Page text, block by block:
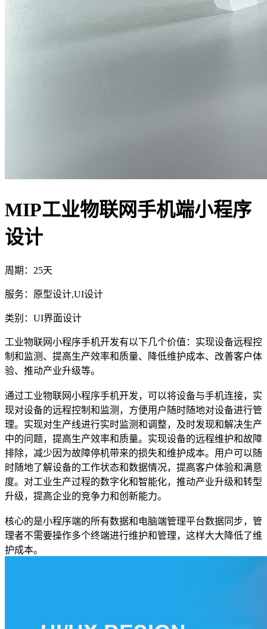
MIP工业物联网手机端小程序
设计
周期：25天
服务：原型设计,UI设计
类别：UI界面设计
工业物联网小程序手机开发有以下几个价值：实现设备远程控
制和监测、提高生产效率和质量、降低维护成本、改善客户体
验、推动产业升级等。
通过工业物联网小程序手机开发，可以将设备与手机连接，实
现对设备的远程控制和监测，方便用户随时随地对设备进行管
理。实现对生产线进行实时监测和调整，及时发现和解决生产
中的问题，提高生产效率和质量。实现设备的远程维护和故障
排除，减少因为故障停机带来的损失和维护成本。用户可以随
时随地了解设备的工作状态和数据情况，提高客户体验和满意
度。对工业生产过程的数字化和智能化，推动产业升级和转型
升级，提高企业的竞争力和创新能力。
核心的是小程序端的所有数据和电脑端管理平台数据同步，管
理者不需要操作多个终端进行维护和管理，这样大大降低了维
护成本。